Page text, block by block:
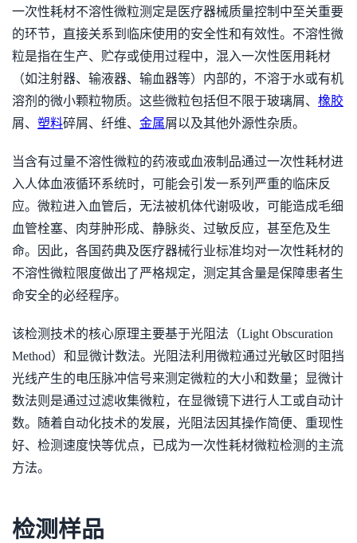
一次性耗材不溶性微粒测定是医疗器械质量控制中至关重要
的环节，直接关系到临床使用的安全性和有效性。不溶性微
粒是指在生产、贮存或使用过程中，混入一次性医用耗材
（如注射器、输液器、输血器等）内部的，不溶于水或有机
溶剂的微小颗粒物质。这些微粒包括但不限于玻璃屑、 橡胶
屑、 塑料碎屑、纤维、 金属屑以及其他外源性杂质。
当含有过量不溶性微粒的药液或血液制品通过一次性耗材进
入人体血液循环系统时，可能会引发一系列严重的临床反
应。微粒进入血管后，无法被机体代谢吸收，可能造成毛细
血管栓塞、肉芽肿形成、静脉炎、过敏反应，甚至危及生
命。因此，各国药典及医疗器械行业标准均对一次性耗材的
不溶性微粒限度做出了严格规定，测定其含量是保障患者生
命安全的必经程序。
该检测技术的核心原理主要基于光阻法（Light Obscuration
Method）和显微计数法。光阻法利用微粒通过光敏区时阻挡
光线产生的电压脉冲信号来测定微粒的大小和数量；显微计
数法则是通过过滤收集微粒，在显微镜下进行人工或自动计
数。随着自动化技术的发展，光阻法因其操作简便、重现性
好、检测速度快等优点，已成为一次性耗材微粒检测的主流
方法。
检测样品